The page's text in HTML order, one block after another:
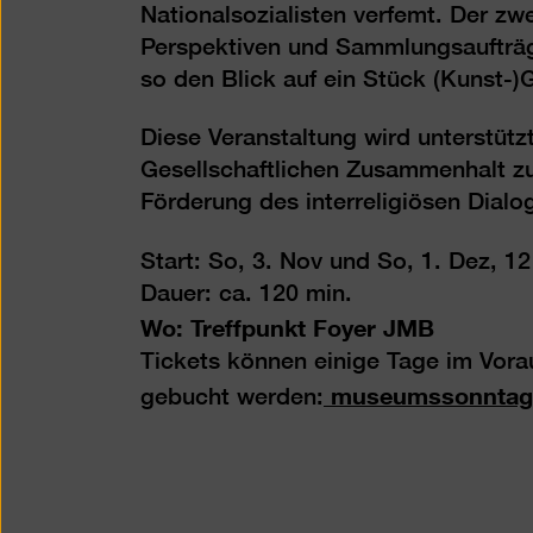
National­sozialisten verfemt. Der
Perspek­tiven und
so den Blick auf ein Stück (Kunst-
Diese Veranstaltung wird
Gesellschaftlichen Zusammenhalt
Förderung des interreligiösen
Start: So, 3. Nov und So, 1. Dez, 12
Dauer: ca. 120 min.
Wo: Treffpunkt Foyer JMB
Tickets können einige Tage im
gebucht werden: